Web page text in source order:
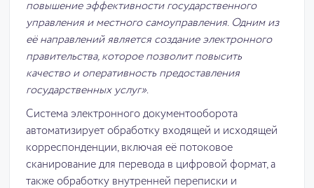
повышение эффективности государственного
управления и местного самоуправления. Одним из
её направлений является создание электронного
правительства, которое позволит повысить
качество и оперативность предоставления
государственных услуг».
Система электронного документооборота
автоматизирует обработку входящей и исходящей
корреспонденции, включая её потоковое
сканирование для перевода в цифровой формат, а
также обработку внутренней переписки и